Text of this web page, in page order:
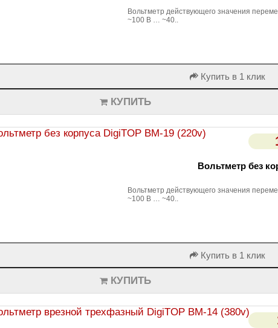
Вольтметр действующего значения
~100 B … ~40..
Купить в 1 клик
КУПИТЬ
Вольтметр без
Вольтметр действующего значения
~100 B … ~40..
Купить в 1 клик
КУПИТЬ